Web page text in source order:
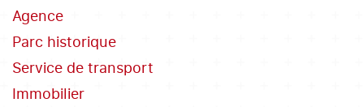
Agence
Parc historique
Service de transport
Immobilier